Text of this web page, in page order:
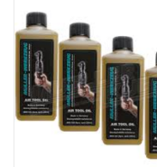
Serenco
Competition tools
Beta